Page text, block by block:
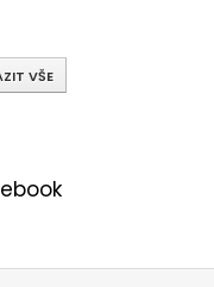
VŠE